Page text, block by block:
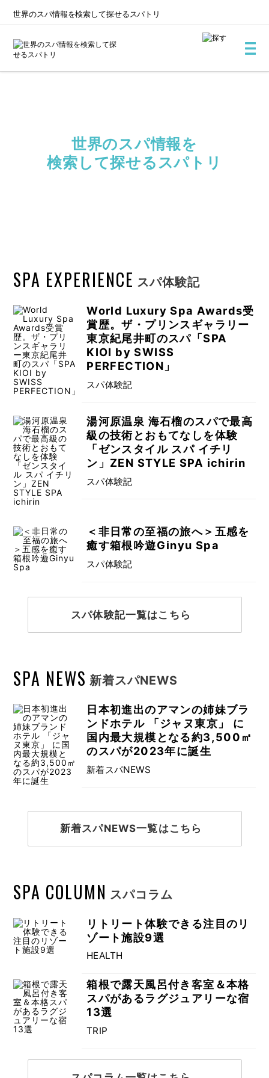
世界のスパ情報を検索して探せるスパトリ
世界のスパ情報を
検索して探せるスパトリ
SPA EXPERIENCE スパ体験記
World Luxury Spa Awards受
賞歴。ザ・プリンスギャラリー
東京紀尾井町のスパ「SPA
KIOI by SWISS
PERFECTION」
スパ体験記
湯河原温泉 海石榴のスパで最高
級の技術とおもてなしを体験
「ゼンスタイル スパ イチリ
ン」ZEN STYLE SPA ichirin
スパ体験記
＜非日常の至福の旅へ＞五感を
癒す箱根吟遊Ginyu Spa
スパ体験記
スパ体験記一覧はこちら
SPA NEWS 新着スパNEWS
日本初進出のアマンの姉妹ブラ
ンドホテル 「ジャヌ東京」 に
国内最大規模となる約3,500㎡
のスパが2023年に誕生
新着スパNEWS
新着スパNEWS一覧はこちら
SPA COLUMN スパコラム
リトリート体験できる注目のリ
ゾート施設9選
HEALTH
箱根で露天風呂付き客室＆本格
スパがあるラグジュアリーな宿
13選
TRIP